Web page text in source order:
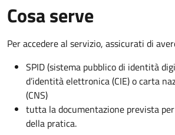
Cosa serve
Per accedere al servizio, assicurati di
SPID (sistema pubblico di identità
d’identità elettronica (CIE) o carta
(CNS)
tutta la documentazione prevista
della pratica.